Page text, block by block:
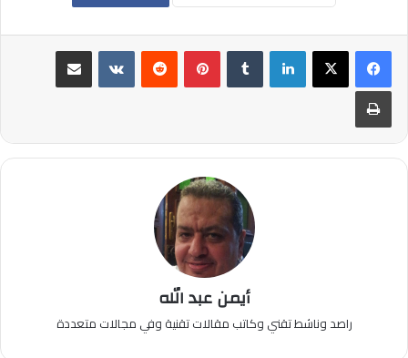
لينكدإن بينتيريست
مشاركة عبر البريد
طباعة
أيمن عبد الله
راصد وناشط تقني وكاتب مقالات تقنية وفي مجالات متعددة